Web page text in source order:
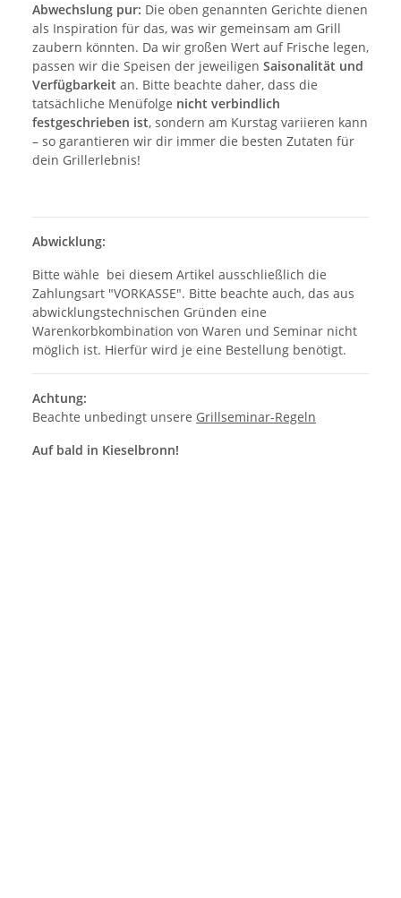
Abwechslung pur: Die oben genannten Gerichte dienen
als Inspiration für das, was wir gemeinsam am Grill
zaubern könnten. Da wir großen Wert auf Frische legen,
passen wir die Speisen der jeweiligen Saisonalität und
Verfügbarkeit an. Bitte beachte daher, dass die
tatsächliche Menüfolge nicht verbindlich
festgeschrieben ist, sondern am Kurstag variieren kann
– so garantieren wir dir immer die besten Zutaten für
dein Grillerlebnis!
Abwicklung:
Bitte wähle bei diesem Artikel ausschließlich die
Zahlungsart "VORKASSE". Bitte beachte auch, das aus
abwicklungstechnischen Gründen eine
Warenkorbkombination von Waren und Seminar nicht
möglich ist. Hierfür wird je eine Bestellung benötigt.
Achtung:
Beachte unbedingt unsere Grillseminar-Regeln
Auf bald in Kieselbronn!